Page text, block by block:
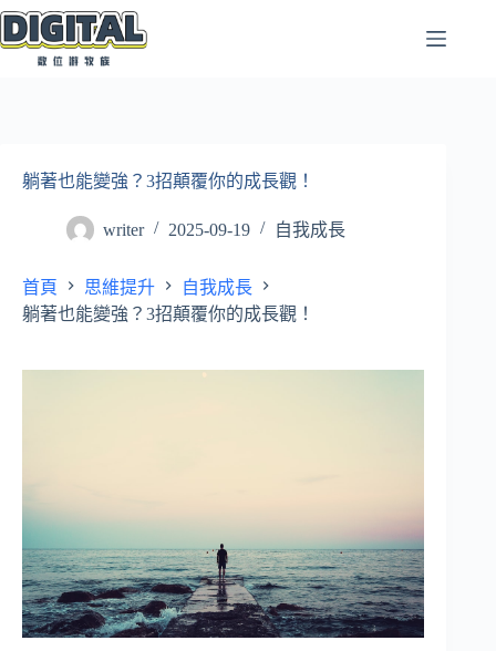
跳
至
躺著也能變強？3招顛覆你的成長觀！
writer 2025-09-19 自我成長
首頁 思維提升
自我成長
躺著也能變強？3招顛覆你的成長觀！